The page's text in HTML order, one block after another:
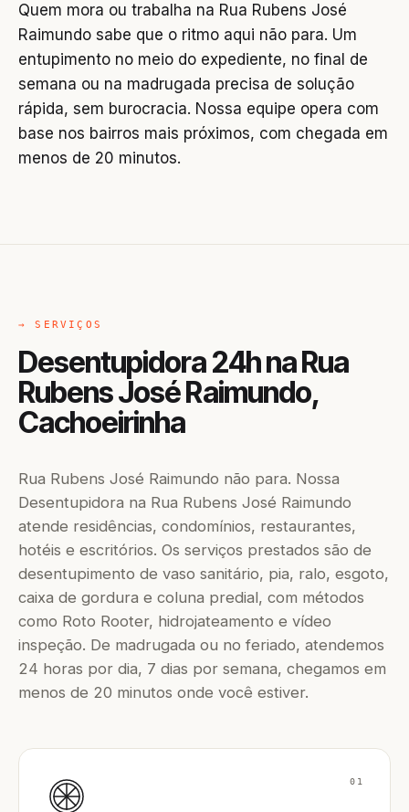
Quem mora ou trabalha na Rua Rubens José
Raimundo sabe que o ritmo aqui não para. Um
entupimento no meio do expediente, no final de
semana ou na madrugada precisa de solução
rápida, sem burocracia. Nossa equipe opera com
base nos bairros mais próximos, com chegada em
menos de 20 minutos.
→ SERVIÇOS
Desentupidora 24h na Rua
Rubens José Raimundo,
Cachoeirinha
Rua Rubens José Raimundo não para. Nossa
Desentupidora na Rua Rubens José Raimundo
atende residências, condomínios, restaurantes,
hotéis e escritórios. Os serviços prestados são de
desentupimento de vaso sanitário, pia, ralo, esgoto,
caixa de gordura e coluna predial, com métodos
como Roto Rooter, hidrojateamento e vídeo
inspeção. De madrugada ou no feriado, atendemos
24 horas por dia, 7 dias por semana, chegamos em
menos de 20 minutos onde você estiver.
01